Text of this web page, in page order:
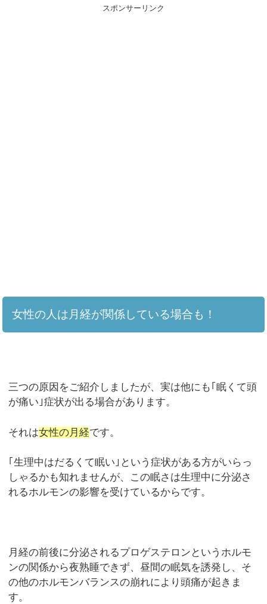
スポンサーリンク
女性の人は月経が関係している場合も！
三つの原因をご紹介しましたが、実は他にも｢眠くて頭
が痛い｣症状が出る場合があります。
それは女性の月経です。
｢生理中はだるくて眠い｣という症状がある方がいらっ
しゃるかも知れませんが、この眠さは生理中に分泌さ
れるホルモンの影響を受けているからです。
月経の前後に分泌されるプロゲステロンというホルモ
ンの関係から夜熟睡できず、昼間の眠気を誘発し、そ
の他のホルモンバランスの崩れにより頭痛が起きま
す。